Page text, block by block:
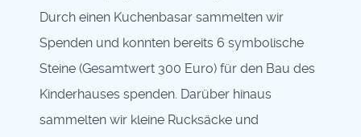
Durch einen Kuchenbasar sammelten wir
Spenden und konnten bereits 6 symbolische
Steine (Gesamtwert 300 Euro) für den Bau des
Kinderhauses spenden. Darüber hinaus
sammelten wir kleine Rucksäcke und